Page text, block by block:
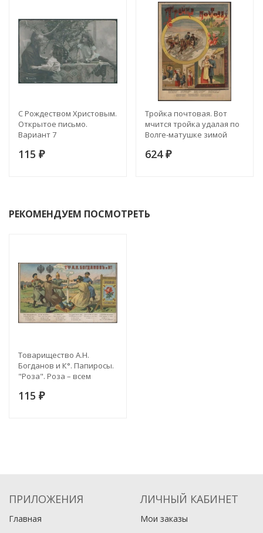
С Рождеством Христовым.
Открытое письмо.
Вариант 7
115 ₽
Тройка почтовая. Вот
мчится тройка удалая по
Волге-матушке зимой
624 ₽
РЕКОМЕНДУЕМ ПОСМОТРЕТЬ
Товарищество А.Н.
Богданов и К°. Папиросы.
"Роза". Роза – всем
наш досуг, ай люли, ай
115 ₽
ПРИЛОЖЕНИЯ
Главная
ЛИЧНЫЙ КАБИНЕТ
Мои заказы